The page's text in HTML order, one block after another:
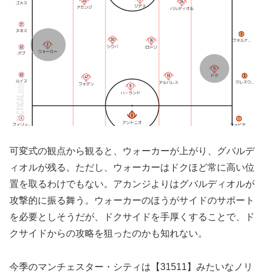
可変式の観点から観ると、ウォーカーが上がり、グバルデ
ィオルが残る。ただし、ウォーカーはドクほど常に高い位
置を取るわけでもない。アカンジよりはグバルディオルが
攻撃的に振る舞う。ウォーカーのほうがサイドのサポート
を必要としそうだが、ドクサイドを手厚くすることで、ド
クサイドからの攻略を狙ったのかも知れない。
今季のマンチェスター・シティは【31511】みたいなノリ